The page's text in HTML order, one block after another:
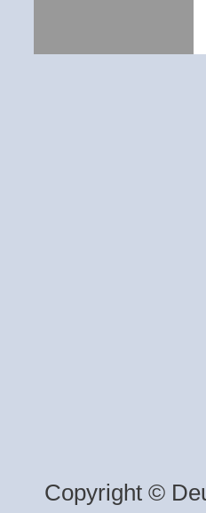
Copyright ©